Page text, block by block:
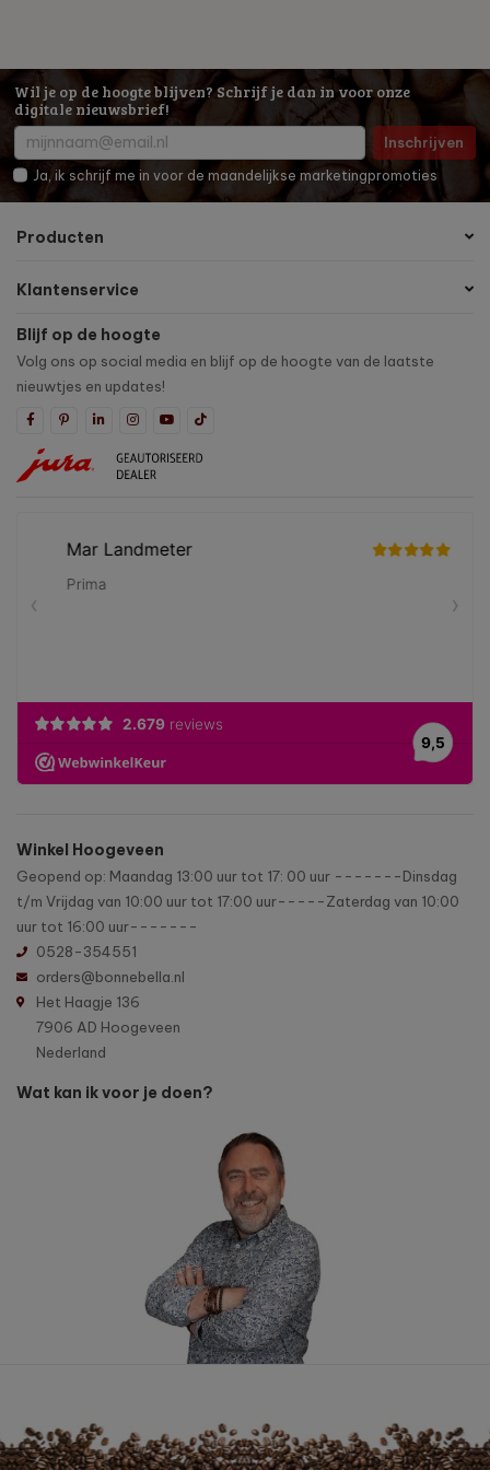
Wil je op de hoogte blijven? Schrijf je dan in voor onze
digitale nieuwsbrief!
Inschrijven
Ja, ik schrijf me in voor de maandelijkse marketingpromoties
Producten
Klantenservice
Blijf op de hoogte
Volg ons op social media en blijf op de hoogte van de laatste
nieuwtjes en updates!
Winkel Hoogeveen
Geopend op: Maandag 13:00 uur tot 17: 00 uur -------Dinsdag
t/m Vrijdag van 10:00 uur tot 17:00 uur-----Zaterdag van 10:00
uur tot 16:00 uur-------
0528-354551
orders@bonnebella.nl
Het Haagje 136
7906 AD Hoogeveen
Nederland
Wat kan ik voor je doen?